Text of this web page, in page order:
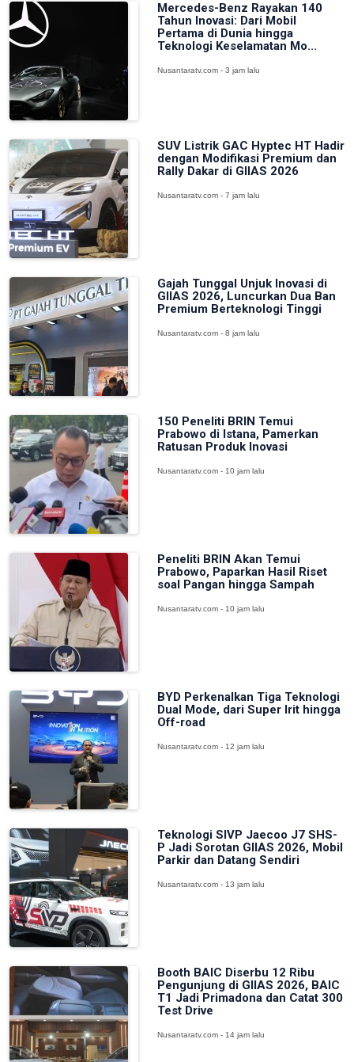
Mercedes-Benz Rayakan 140
Tahun Inovasi: Dari Mobil
Pertama di Dunia hingga
Teknologi Keselamatan Mo...
Nusantaratv.com - 3 jam lalu
SUV Listrik GAC Hyptec HT Hadir
dengan Modifikasi Premium dan
Rally Dakar di GIIAS 2026
Nusantaratv.com - 7 jam lalu
Gajah Tunggal Unjuk Inovasi di
GIIAS 2026, Luncurkan Dua Ban
Premium Berteknologi Tinggi
Nusantaratv.com - 8 jam lalu
150 Peneliti BRIN Temui
Prabowo di Istana, Pamerkan
Ratusan Produk Inovasi
Nusantaratv.com - 10 jam lalu
Peneliti BRIN Akan Temui
Prabowo, Paparkan Hasil Riset
soal Pangan hingga Sampah
Nusantaratv.com - 10 jam lalu
BYD Perkenalkan Tiga Teknologi
Dual Mode, dari Super Irit hingga
Off-road
Nusantaratv.com - 12 jam lalu
Teknologi SIVP Jaecoo J7 SHS-
P Jadi Sorotan GIIAS 2026, Mobil
Parkir dan Datang Sendiri
Nusantaratv.com - 13 jam lalu
Booth BAIC Diserbu 12 Ribu
Pengunjung di GIIAS 2026, BAIC
T1 Jadi Primadona dan Catat 300
Test Drive
Nusantaratv.com - 14 jam lalu